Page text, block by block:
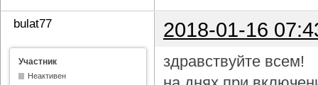
bulat77 2018-01-16
Участник
Неактивен
здравствуйте всем!